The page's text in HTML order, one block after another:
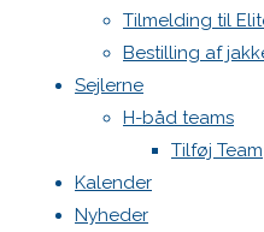
Tilmelding til
Bestilling af
Sejlerne
H-båd teams
Tilføj Team
Kalender
Nyheder